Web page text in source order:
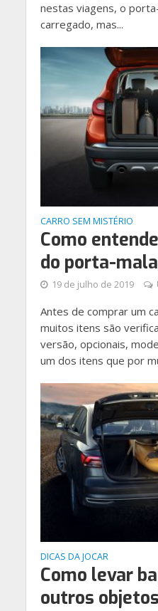
nestas viagens, o
carregado, mas...
CARRO SEM MISTÉRIO
Como
do porta-
19 de julho de 2019
Antes de comprar um
muitos itens são
versão, opcionais,
um dos itens que por
DICAS DA JOCAR
Como levar
outros